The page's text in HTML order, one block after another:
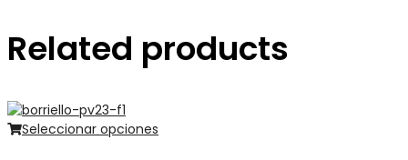
Related products
Seleccionar opciones